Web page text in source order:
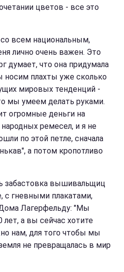
цветов - все это
всем национальным,
лично очень важен. Это
думает, что она придумала
носим плахты уже сколько
мировых тенденций -
мы умеем делать руками.
огромные деньги на
ремесел, и я не
по этой петле, сначала
а потом кропотливо
забастовка вышивальщиц
гневными плакатами,
Лагерфельду: "Мы
лет, а вы сейчас хотите
нам, для того чтобы мы
не превращалась в мир